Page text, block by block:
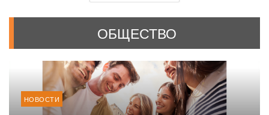
ОБЩЕСТВО
НОВОСТИ